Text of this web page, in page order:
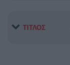
ΤΙΤΛΟΣ